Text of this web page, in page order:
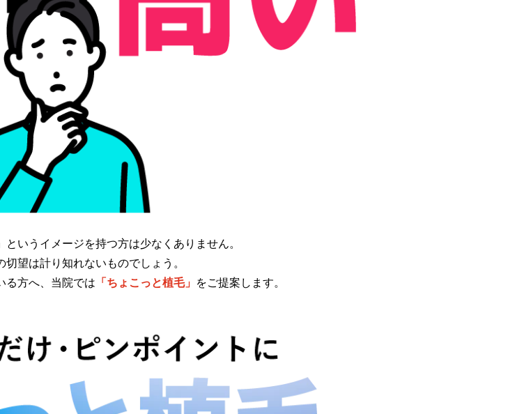
いうイメージを持つ方は少なくありません。
望は計り知れないものでしょう。
る方へ、当院では 「ちょこっと植毛」 をご提案します。